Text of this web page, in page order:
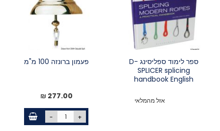
ספר לימוד ספליסינג D-
SPLICER splicing
handbook English
אזל מהמלאי
פעמון ברונזה 100 מ"מ
277.00 ₪
- +